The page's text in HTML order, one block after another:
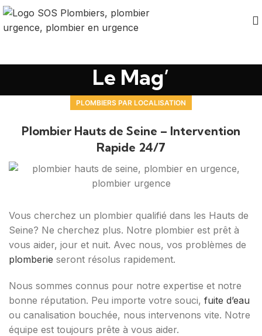
Le Mag’
PLOMBIERS PAR LOCALISATION
Plombier Hauts de Seine – Intervention
Rapide 24/7
Vous cherchez un plombier qualifié dans les Hauts de
Seine? Ne cherchez plus. Notre plombier est prêt à
vous aider, jour et nuit. Avec nous, vos problèmes de
plomberie seront résolus rapidement.
Nous sommes connus pour notre expertise et notre
bonne réputation. Peu importe votre souci, fuite d’eau
ou canalisation bouchée, nous intervenons vite. Notre
équipe est toujours prête à vous aider.